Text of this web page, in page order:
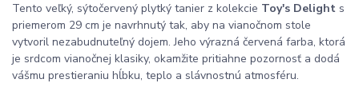
Tento veľký, sýtočervený plytký tanier z kolekcie Toy's Delight s
priemerom 29 cm je navrhnutý tak, aby na vianočnom stole
vytvoril nezabudnuteľný dojem. Jeho výrazná červená farba, ktorá
je srdcom vianočnej klasiky, okamžite pritiahne pozornosť a dodá
vášmu prestieraniu hĺbku, teplo a slávnostnú atmosféru.